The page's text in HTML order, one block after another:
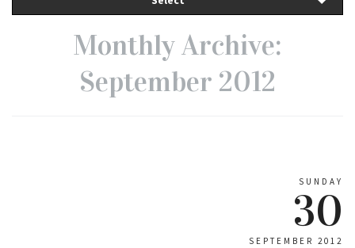
Monthly Archive:
September 2012
SUNDAY
30
SEPTEMBER 2012